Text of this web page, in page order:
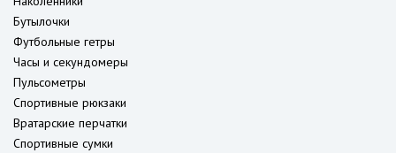
Бутылочки
Футбольные гетры
Часы и секундомеры
Пульсометры
Спортивные рюкзаки
Вратарские перчатки
Спортивные сумки